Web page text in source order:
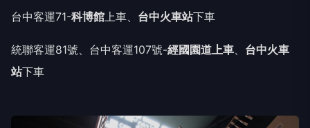
台中客運71-科博館上車、 台中火車站下車
統聯客運81號、台中客運107號-經國園道上車、 台中火車
站下車